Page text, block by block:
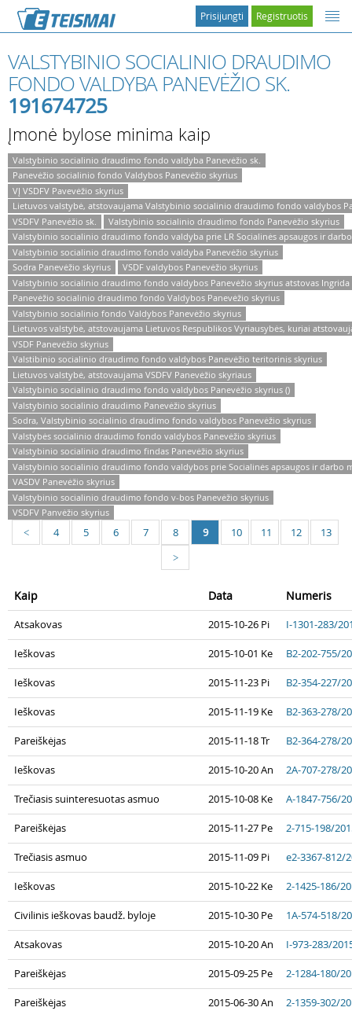
Registruotis
Prisijungti
VALSTYBINIO SOCIALINIO DRAUDIMO
FONDO VALDYBA PANEVĖŽIO SK.
191674725
Įmonė bylose minima kaip
Valstybinio socialinio draudimo fondo valdyba Panevėžio sk.
Panevėžio socialinio fondo Valdybos Panevėžio skyrius
VĮ VSDFV Pavevėžio skyrius
Lietuvos valstybė, atstovaujama Valstybinio socialinio draudimo fondo valdybos
VSDFV Panevėžio sk.
Valstybinio socialinio draudimo fondo Panevėžio skyrius
Valstybinio socialinio draudimo fondo valdyba prie LR Socialinės apsaugos ir
Valstybinio socialinio draudimo fondo valdyba Panevėžio skyrius
Sodra Panevėžio skyrius
VSDF valdybos Panevėžio skyrius
Valstybinio socialinio draudimo fondo valdybos Panevėžio skyrius atstovas Ingrida
Panevėžio socialinio draudimo fondo Valdybos Panevėžio skyrius
Valstybinio socialinio fondo Valdybos Panevėžio skyrius
Lietuvos valstybė, atstovaujama Lietuvos Respublikos Vyriausybės, kuriai
VSDF Panevėžio skyrius
Valstibinio socialinio draudimo fondo valdybos Panevėžio teritorinis skyrius
Lietuvos valstybė, atstovaujama VSDFV Panevėžio skyriaus
Valstybinio socialinio draudimo fondo valdybos Panevėžio skyrius ()
Valstybinio socialinio draudimo Panevėžio skyrius
Sodra, Valstybinio socialinio draudimo fondo valdybos Panevėžio skyrius
Valstybės socialinio draudimo fondo valdybos Panevėžio skyrius
Valstybinio socialinio draudimo findas Panevėžio skyrius
Valstybinio socialinio draudimo fondo valdybos prie Socialinės apsaugos ir darbo
VASDV Panevėžio skyrius
Valstybinio socialinio draudimo fondo v-bos Panevėžio skyrius
VSDFV Panvėžio skyrius
< 4 5 6 7 8 9 10 11 12 13
>
Kaip Data Numeris
Atsakovas 2015-10-26 Pi I-1301-283/
Ieškovas 2015-10-01 Ke B2-202-755/
Ieškovas 2015-11-23 Pi B2-354-227/
Ieškovas 2015-11-19 Ke B2-363-278/
Pareiškėjas 2015-11-18 Tr B2-364-278/
Ieškovas 2015-10-20 An 2A-707-278/
Trečiasis suinteresuotas asmuo 2015-10-08 Ke A-1847-756/
Pareiškėjas 2015-11-27 Pe 2-715-198/
Trečiasis asmuo 2015-11-09 Pi e2-3367-812/
Ieškovas 2015-10-22 Ke 2-1425-186/
Civilinis ieškovas baudž. byloje 2015-10-30 Pe 1A-574-518/
Atsakovas 2015-10-20 An I-973-283/
Pareiškėjas 2015-09-25 Pe 2-1284-180/
Pareiškėjas 2015-06-30 An 2-1359-302/